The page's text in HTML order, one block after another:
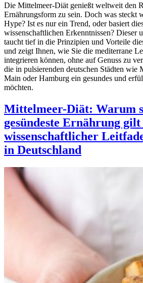
Die Mittelmeer-Diät genießt weltweit den
Ernährungsform zu sein. Doch was steckt
Hype? Ist es nur ein Trend, oder basiert
wissenschaftlichen Erkenntnissen? Dieser
taucht tief in die Prinzipien und Vorteile
und zeigt Ihnen, wie Sie die mediterrane
integrieren können, ohne auf Genuss zu
die in pulsierenden deutschen Städten wie
Main oder Hamburg ein gesundes und
möchten.
Mittelmeer-Diät: Warum
gesündeste Ernährung
wissenschaftlicher
in Deutschland